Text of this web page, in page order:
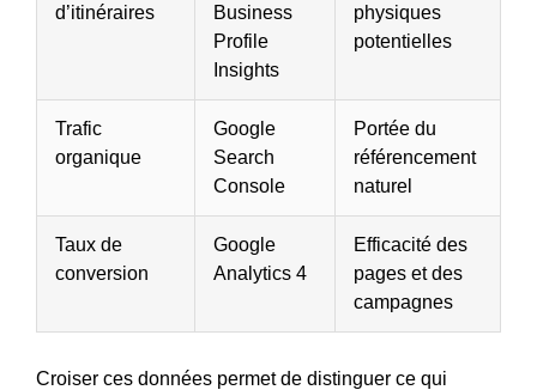
d’itinéraires
Business
Profile
Insights
physiques
potentielles
Trafic
organique
Google
Search
Console
Portée du
référencement
naturel
Taux de
conversion
Google
Analytics 4
Efficacité des
pages et des
campagnes
Croiser ces données permet de distinguer ce qui